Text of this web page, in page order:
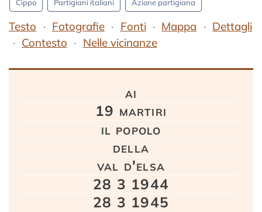
Cippo Partigiani italiani Azione partigiana
Testo Fotografie Fonti Mappa
Dettagli
Contesto
Nelle vicinanze
ai
19 martiri
il popolo
della
val d'elsa
28 3 1944
28 3 1945